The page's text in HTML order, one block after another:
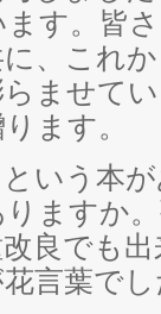
す。皆
、これ
ませて
ます。
いう本
ますか
良でも
言葉で